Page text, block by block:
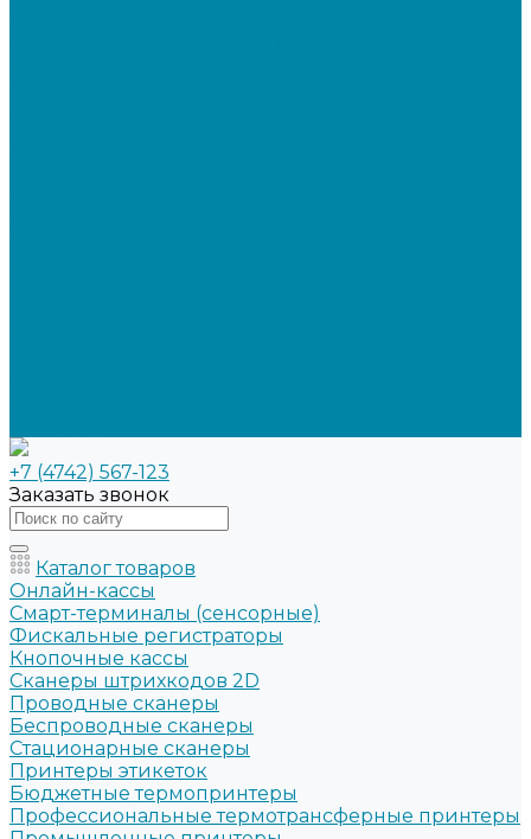
+7 (4742) 567-123
Заказать звонок
Каталог товаров
Онлайн-кассы
Смарт-терминалы (сенсорные)
Фискальные регистраторы
Кнопочные кассы
Сканеры штрихкодов 2D
Проводные сканеры
Беспроводные сканеры
Стационарные сканеры
Принтеры этикеток
Бюджетные термопринтеры
Профессиональные термотрансферные принтеры